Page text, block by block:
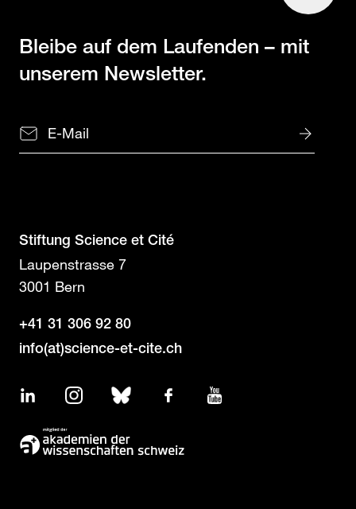
Bleibe auf dem Laufenden – mit
unserem Newsletter.
Stiftung Science et Cité
Laupenstrasse 7
3001 Bern
+41 31 306 92 80
info(at)science-et-cite.ch
LinkedInInstagramBluesky Facebook